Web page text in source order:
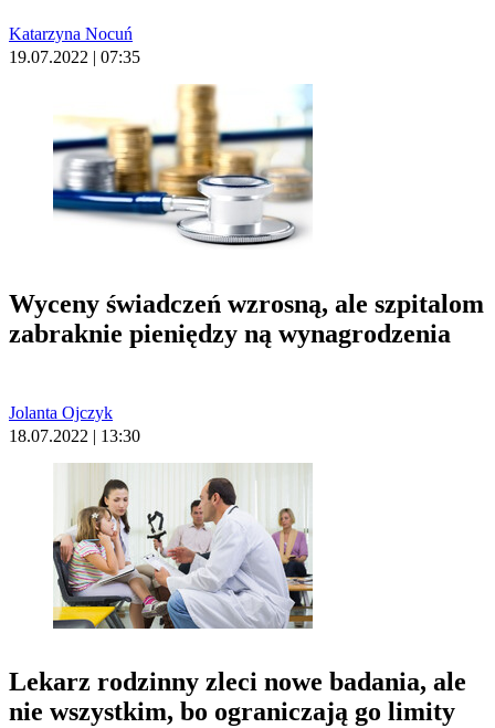
Katarzyna Nocuń
19.07.2022 | 07:35
Wyceny świadczeń wzrosną, ale szpitalom
zabraknie pieniędzy ną wynagrodzenia
Jolanta Ojczyk
18.07.2022 | 13:30
Lekarz rodzinny zleci nowe badania, ale
nie wszystkim, bo ograniczają go limity